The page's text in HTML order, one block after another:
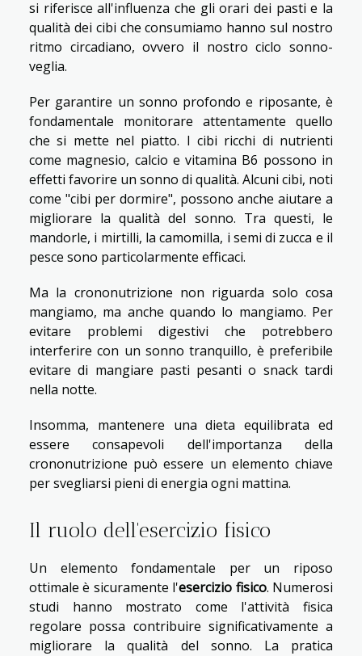
si riferisce all'influenza che gli orari dei pasti e la
qualità dei cibi che consumiamo hanno sul nostro
ritmo circadiano, ovvero il nostro ciclo sonno-
veglia.
Per garantire un sonno profondo e riposante, è
fondamentale monitorare attentamente quello
che si mette nel piatto. I cibi ricchi di nutrienti
come magnesio, calcio e vitamina B6 possono in
effetti favorire un sonno di qualità. Alcuni cibi, noti
come "cibi per dormire", possono anche aiutare a
migliorare la qualità del sonno. Tra questi, le
mandorle, i mirtilli, la camomilla, i semi di zucca e il
pesce sono particolarmente efficaci.
Ma la crononutrizione non riguarda solo cosa
mangiamo, ma anche quando lo mangiamo. Per
evitare problemi digestivi che potrebbero
interferire con un sonno tranquillo, è preferibile
evitare di mangiare pasti pesanti o snack tardi
nella notte.
Insomma, mantenere una dieta equilibrata ed
essere consapevoli dell'importanza della
crononutrizione può essere un elemento chiave
per svegliarsi pieni di energia ogni mattina.
Il ruolo dell'esercizio fisico
Un elemento fondamentale per un riposo
ottimale è sicuramente l'esercizio fisico. Numerosi
studi hanno mostrato come l'attività fisica
regolare possa contribuire significativamente a
migliorare la qualità del sonno. La pratica